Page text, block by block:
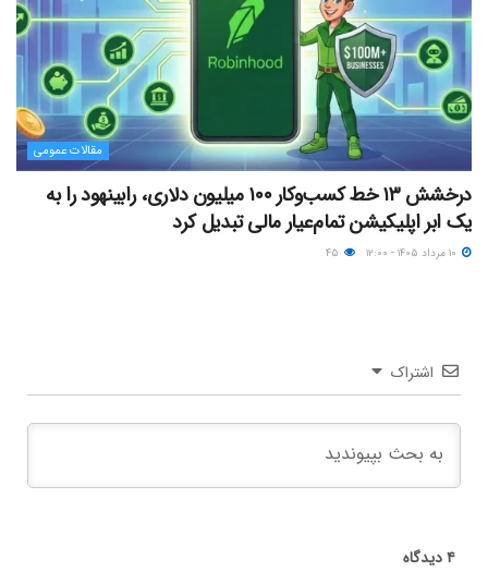
مقالات عمومی
درخشش ۱۳ خط کسب‌وکار ۱۰۰ میلیون دلاری، رابینهود را به
یک ابر اپلیکیشن تمام‌عیار مالی تبدیل کرد
اشتراک
۴دیدگاه